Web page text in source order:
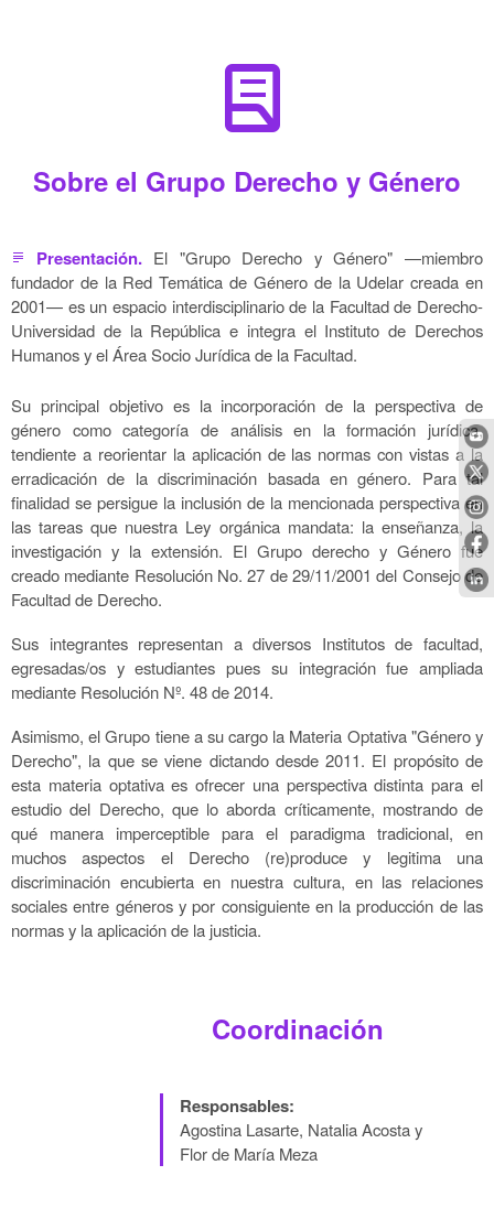
lab_profile
Sobre el Grupo Derecho y Género
subject Presentación.El "Grupo Derecho y Género" —miembro
fundador de la Red Temática de Género de la Udelar creada en
2001— es un espacio interdisciplinario de la Facultad de Derecho-
Universidad de la República e integra el Instituto de Derechos
Humanos y el Área Socio Jurídica de la Facultad.
Su principal objetivo es la incorporación de la perspectiva de
género como categoría de análisis en la formación jurídica,
tendiente a reorientar la aplicación de las normas con vistas a la
erradicación de la discriminación basada en género. Para tal
finalidad se persigue la inclusión de la mencionada perspectiva en
las tareas que nuestra Ley orgánica mandata: la enseñanza, la
investigación y la extensión. El Grupo derecho y Género fue
creado mediante Resolución No. 27 de 29/11/2001 del Consejo de
Facultad de Derecho.
Sus integrantes representan a diversos Institutos de facultad,
egresadas/os y estudiantes pues su integración fue ampliada
mediante Resolución Nº. 48 de 2014.
Asimismo, el Grupo tiene a su cargo la Materia Optativa "Género y
Derecho", la que se viene dictando desde 2011. El propósito de
esta materia optativa es ofrecer una perspectiva distinta para el
estudio del Derecho, que lo aborda críticamente, mostrando de
qué manera imperceptible para el paradigma tradicional, en
muchos aspectos el Derecho (re)produce y legitima una
discriminación encubierta en nuestra cultura, en las relaciones
sociales entre géneros y por consiguiente en la producción de las
normas y la aplicación de la justicia.
Coordinación
Responsables:
Agostina Lasarte, Natalia Acosta y
Flor de María Meza